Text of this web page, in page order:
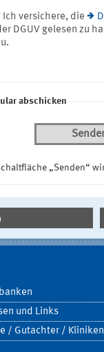
Ich versichere, die
DGUV gelesen zu
abschicken
„Senden“
und Links
/ Gutachter / Kliniken